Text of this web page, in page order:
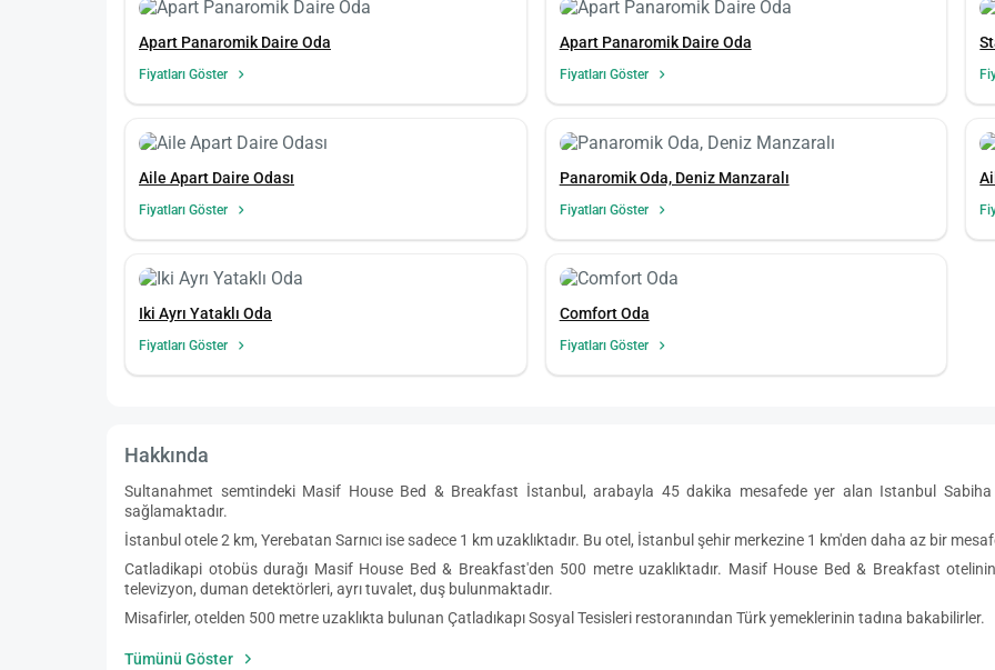
Apart Panaromik Daire Oda
Fiyatları Göster
Apart Panaromik Daire Oda
Fiyatları Göster
Aile Apart Daire Odası
Fiyatları Göster
Panaromik Oda, Deniz Manzaralı
Fiyatları Göster
Iki Ayrı Yataklı Oda
Fiyatları Göster
Comfort Oda
Fiyatları Göster
Hakkında
Sultanahmet semtindeki Masif House Bed & Breakfast İstanbul, arabayla 45 dakika mesafede yer alan Istanbul Sabiha
sağlamaktadır.
İstanbul otele 2 km, Yerebatan Sarnıcı ise sadece 1 km uzaklıktadır. Bu otel, İstanbul şehir merkezine 1 km'den daha az bir
Catladikapi otobüs durağı Masif House Bed & Breakfast'den 500 metre uzaklıktadır. Masif House Bed & Breakfast
televizyon, duman detektörleri, ayrı tuvalet, duş bulunmaktadır.
Misafirler, otelden 500 metre uzaklıkta bulunan Çatladıkapı Sosyal Tesisleri restoranından Türk yemeklerinin tadına bakabilirler.
Tümünü Göster